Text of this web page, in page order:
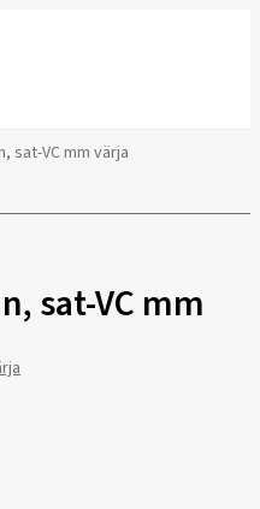
sat-VC mm värja
sat-VC mm